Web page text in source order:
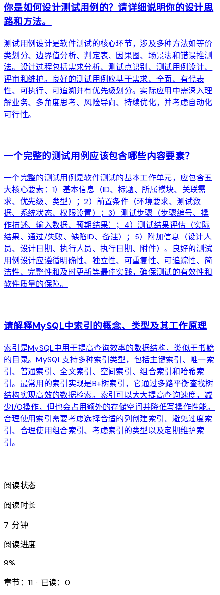
你是如何设计测试用例的？请详细说明你的设计思
路和方法。
测试用例设计是软件测试的核心环节，涉及多种方法如等价
类划分、边界值分析、判定表、因果图、场景法和错误推测
法。设计过程包括需求分析、测试点识别、测试用例设计、
评审和维护。良好的测试用例应基于需求、全面、有代表
性、可执行、可追溯并有优先级划分。实际应用中需深入理
解业务、多角度思考、风险导向、持续优化，并考虑自动化
可行性。
一个完整的测试用例应该包含哪些内容要素？
一个完整的测试用例是软件测试的基本工作单元，应包含五
大核心要素：1）基本信息（ID、标题、所属模块、关联需
求、优先级、类型）；2）前置条件（环境要求、测试数
据、系统状态、权限设置）；3）测试步骤（步骤编号、操
作描述、输入数据、预期结果）；4）测试结果评估（实际
结果、通过/失败、缺陷ID、备注）；5）附加信息（设计人
员、设计日期、执行人员、执行日期、附件）。良好的测试
用例设计应遵循明确性、独立性、可重复性、可追踪性、简
洁性、完整性和及时更新等最佳实践，确保测试的有效性和
软件质量的保障。
请解释MySQL中索引的概念、类型及其工作原理
索引是MySQL中用于提高查询效率的数据结构，类似于书籍
的目录。MySQL支持多种索引类型，包括主键索引、唯一索
引、普通索引、全文索引、空间索引、组合索引和哈希索
引。最常用的索引实现是B+树索引，它通过多路平衡查找树
结构实现高效的数据检索。索引可以大大提高查询速度，减
少I/O操作，但也会占用额外的存储空间并降低写操作性能。
合理使用索引需要考虑选择合适的列创建索引、避免过度索
引、合理使用组合索引、考虑索引的类型以及定期维护索
引。
阅读状态
阅读时长
7 分钟
阅读进度
9%
章节：11 · 已读：0